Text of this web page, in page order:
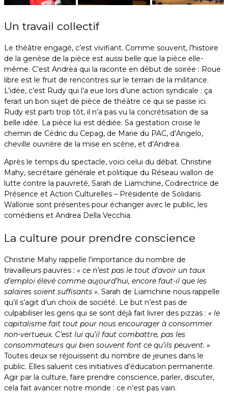
Un travail collectif
Le théâtre engagé, c’est vivifiant. Comme souvent, l’histoire
de la genèse de la pièce est aussi belle que la pièce elle-
même. C’est Andrea qui la raconte en début de soirée : Roue
libre est le fruit de rencontres sur le terrain de la militance.
L’idée, c’est Rudy qui l’a eue lors d’une action syndicale : ça
ferait un bon sujet de pièce de théâtre ce qui se passe ici.
Rudy est parti trop tôt, il n’a pas vu la concrétisation de sa
belle idée. La pièce lui est dédiée. Sa gestation croise le
chemin de Cédric du Cepag, de Marie du PAC, d’Angelo,
cheville ouvrière de la mise en scène, et d’Andrea.
Après le temps du spectacle, voici celui du débat. Christine
Mahy, secrétaire générale et politique du Réseau wallon de
lutte contre la pauvreté, Sarah de Liamchine, Codirectrice de
Présence et Action Culturelles – Présidente de Solidaris
Wallonie sont présentes pour échanger avec le public, les
comédiens et Andrea Della Vecchia.
La culture pour prendre conscience
Christine Mahy rappelle l’importance du nombre de
travailleurs pauvres : « ce n’est pas le tout d’avoir un taux
d’emploi élevé comme aujourd’hui, encore faut-il que les
salaires soient suffisants ». Sarah de Liamchine nous rappelle
qu’il s’agit d’un choix de société. Le but n’est pas de
culpabiliser les gens qui se sont déjà fait livrer des pizzas : « le
capitalisme fait tout pour nous encourager à consommer
non-vertueux. C’est lui qu’il faut combattre, pas les
consommateurs qui bien souvent font ce qu’ils peuvent. »
Toutes deux se réjouissent du nombre de jeunes dans le
public. Elles saluent ces initiatives d’éducation permanente.
Agir par la culture, faire prendre conscience, parler, discuter,
cela fait avancer notre monde : ce n’est pas vain.